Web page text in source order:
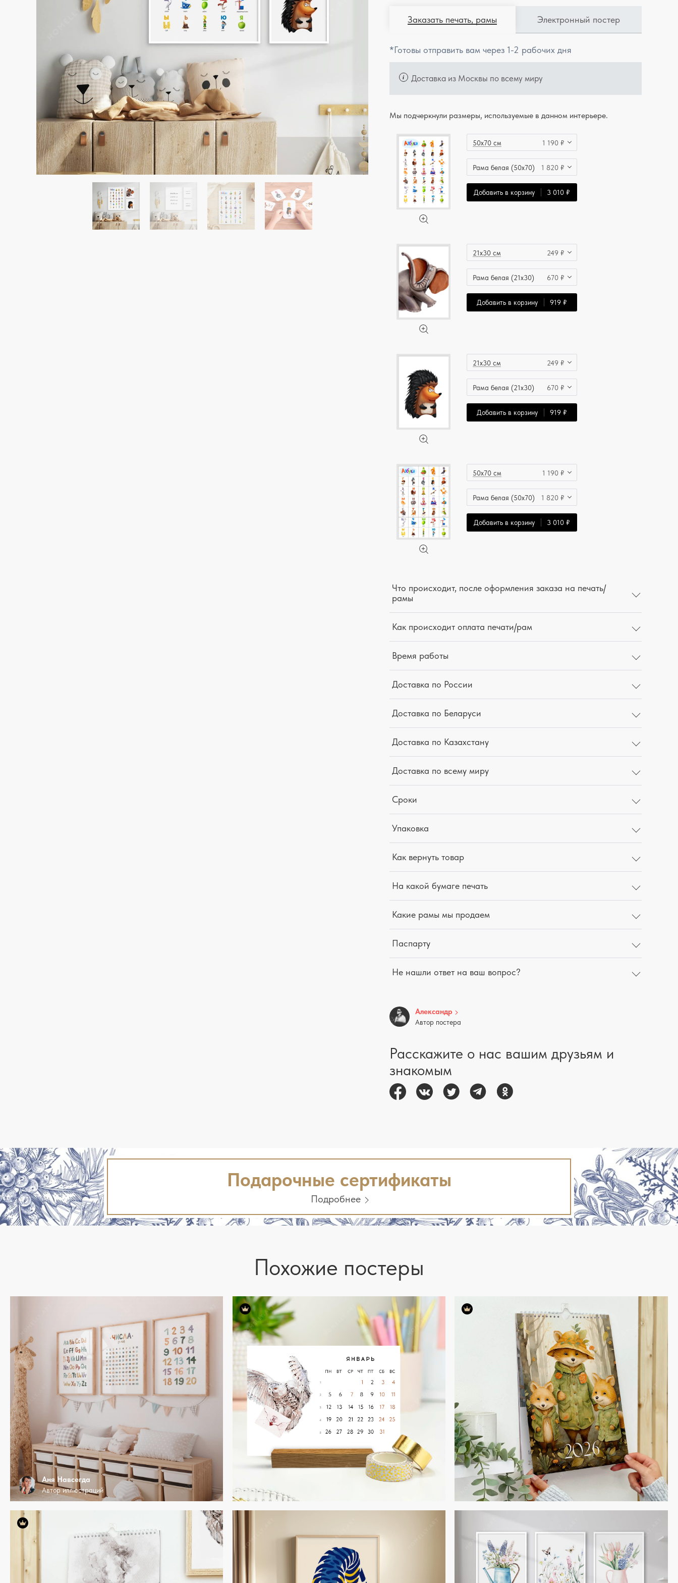
Заказать печать, рамы Электронный постер
*Готовы отправить вам через 1-2 рабочих дня
Доставка из Москвы по всему миру
Мы подчеркнули размеры, используемые в данном интерьере.
50x70 см 1 190 ₽
Рама белая (50x70) 1 820 ₽
Добавить в корзину 3 010 ₽
21x30 см 249 ₽
Рама белая (21x30) 670 ₽
Добавить в корзину 919 ₽
21x30 см 249 ₽
Рама белая (21x30) 670 ₽
Добавить в корзину 919 ₽
50x70 см 1 190 ₽
Рама белая (50x70) 1 820 ₽
Добавить в корзину 3 010 ₽
Что происходит, после оформления заказа на печать/
рамы
Как происходит оплата печати/рам
Время работы
Доставка по России
Доставка по Беларуси
Доставка по Казахстану
Доставка по всему миру
Сроки
Упаковка
Как вернуть товар
На какой бумаге печать
Какие рамы мы продаем
Паспарту
Не нашли ответ на ваш вопрос?
Александр
Автор постера
Расскажите о нас вашим друзьям и
знакомым
Подарочные сертификаты
Подробнее
Похожие постеры
Аня Навсегда
Автор иллюстраций